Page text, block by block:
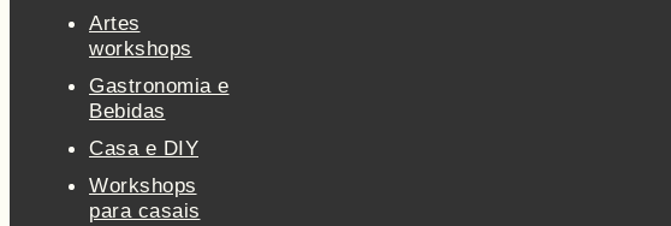
Artes
workshops
Gastronomia e
Bebidas
Casa e DIY
Workshops
para casais